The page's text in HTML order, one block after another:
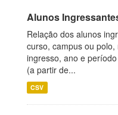
Alunos
Relação dos alunos
curso, campus ou
ingresso, ano e
(a partir de...
CSV